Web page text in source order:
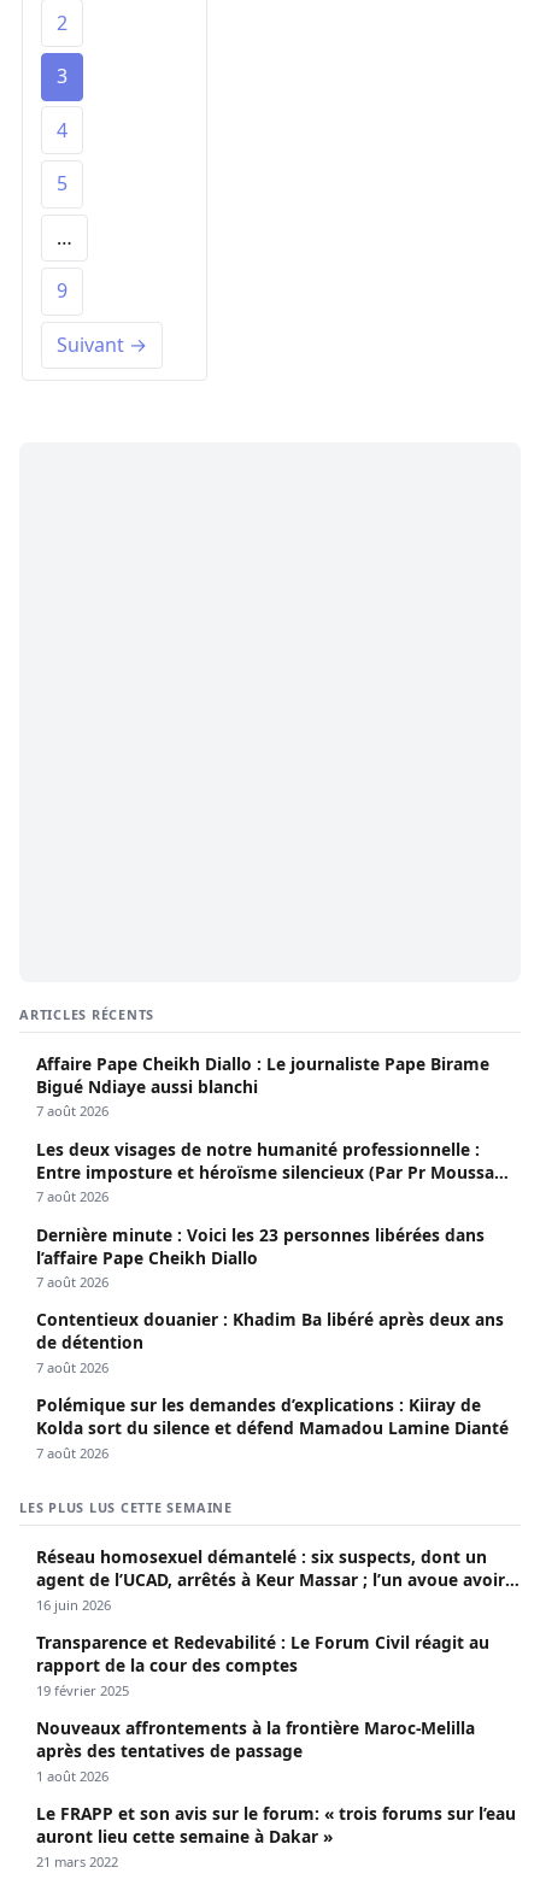
2
3
4
5
…
9
Suivant →
ARTICLES RÉCENTS
Affaire Pape Cheikh Diallo : Le journaliste Pape Birame
Bigué Ndiaye aussi blanchi
7 août 2026
Les deux visages de notre humanité professionnelle :
Entre imposture et héroïsme silencieux (Par Pr Moussa
Seydi)
7 août 2026
Dernière minute : Voici les 23 personnes libérées dans
l’affaire Pape Cheikh Diallo
7 août 2026
Contentieux douanier : Khadim Ba libéré après deux ans
de détention
7 août 2026
Polémique sur les demandes d’explications : Kiiray de
Kolda sort du silence et défend Mamadou Lamine Dianté
7 août 2026
LES PLUS LUS CETTE SEMAINE
Réseau homosexuel démantelé : six suspects, dont un
agent de l’UCAD, arrêtés à Keur Massar ; l’un avoue avoir
propagé le VIH depuis 2018
16 juin 2026
Transparence et Redevabilité : Le Forum Civil réagit au
rapport de la cour des comptes
19 février 2025
Nouveaux affrontements à la frontière Maroc-Melilla
après des tentatives de passage
1 août 2026
Le FRAPP et son avis sur le forum: « trois forums sur l’eau
auront lieu cette semaine à Dakar »
21 mars 2022